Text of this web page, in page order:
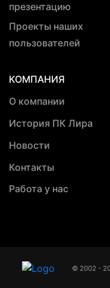
презентацию
Проекты наших
пользователей
КОМПАНИЯ
О компании
История ПК Лира
Новости
Контакты
Работа у нас
© 2002 -